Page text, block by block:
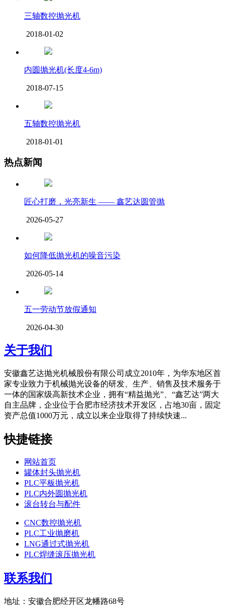
三轴数控抛光机
2018-01-02
内圆抛光机(长度4-6m)
2018-07-15
五轴数控抛光机
2018-01-01
热点新闻
匠心打磨，光亮新生 —— 鑫艺达圆管抛
2026-05-27
如何降低抛光机的噪音污染
2026-05-14
五一劳动节放假通知
2026-04-30
关于我们
安徽鑫艺达抛光机械股份有限公司成立2010年，为华东地区首
家专业致力于机械抛光设备的研发、生产、销售及技术服务于
一体的国家级高新技术企业，拥有“精益抛光”、“鑫艺达”两大
自主品牌，企业位于合肥市经济技术开发区，占地30亩，固定
资产总值1000万元，成立以来企业取得了持续快速...
快捷链接
网站首页
罐体封头抛光机
PLC平板抛光机
PLC内外圆抛光机
滚台转台与配件
CNC数控抛光机
PLC工业抛磨机
LNG通过式抛光机
PLC焊缝滚压抛光机
联系我们
地址：安徽合肥经开区龙幡路68号